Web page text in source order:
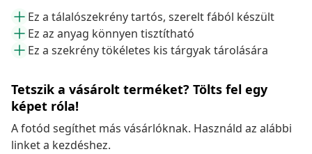
Ez a tálalószekrény tartós, szerelt fából készült
Ez az anyag könnyen tisztítható
Ez a szekrény tökéletes kis tárgyak tárolására
Tetszik a vásárolt terméket? Tölts fel egy
képet róla!
A fotód segíthet más vásárlóknak. Használd az alábbi
linket a kezdéshez.